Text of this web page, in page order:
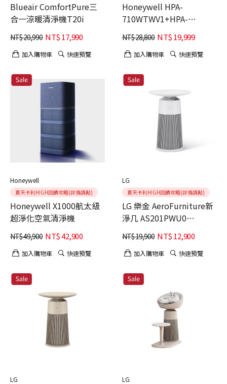
Blueair ComfortPure三
合一涼暖清淨機T20i
NT$20,990 NT$17,990
加入購物車 快速預覽
Honeywell HPA-
710WTWV1+HPA-
720WTWV1 抗敏負離子空
氣清淨機 雙入組
NT$28,800 NT$19,999
加入購物車 快速預覽
Honeywell
夏天卡利HIGH回饋攻略(詳情請點)
Honeywell X1000航太級
超淨化空氣清淨機
NT$49,900 NT$42,900
加入購物車 快速預覽
LG
夏天卡利HIGH回饋攻略(詳情請點)
LG 樂金 AeroFurniture新
淨几 AS201PWU0
AS201PBK0 邊桌設計 +
空氣清淨機 雪梨白
NT$19,900 NT$12,900
加入購物車 快速預覽
LG LG